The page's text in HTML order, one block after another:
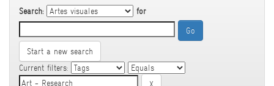
Search: for
Start a new search
Current filters: